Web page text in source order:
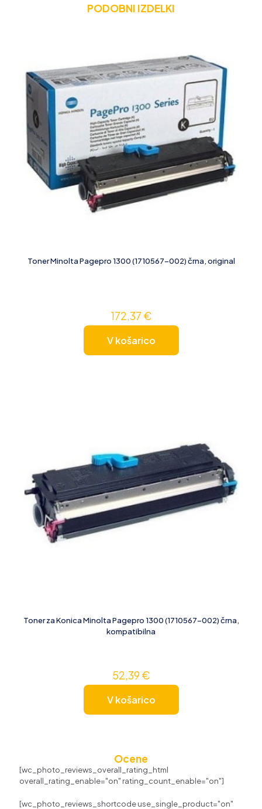
PODOBNI IZDELKI
Toner Minolta Pagepro 1300 (1710567-002) črna, original
172,37 €
V košarico
Toner za Konica Minolta Pagepro 1300 (1710567-002) črna,
kompatibilna
52,39€
V košarico
Ocene
[wc_photo_reviews_overall_rating_html
overall_rating_enable="on" rating_count_enable="on"]
[wc_photo_reviews_shortcode use_single_product="on"